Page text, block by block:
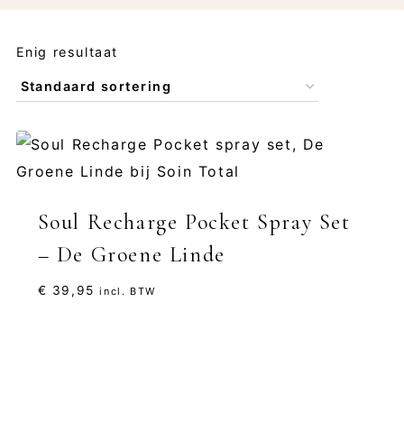
Enig resultaat
Soul Recharge Pocket Spray Set
– De Groene Linde
€ 39,95 incl. BTW